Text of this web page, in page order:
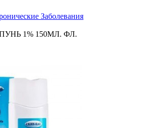
Заболевания
1% 150МЛ. ФЛ.